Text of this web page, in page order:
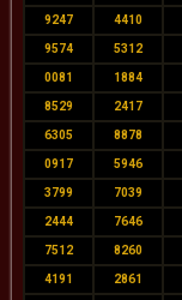
9247 4410
9574 5312
0081 1884
8529 2417
6305 8878
0917 5946
3799 7039
2444 7646
7512 8260
4191 2861